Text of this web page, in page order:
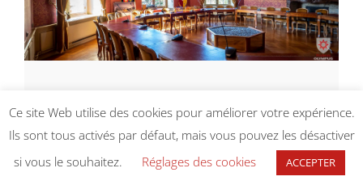
[ ]
Conseil municipal du 27 mars
2025
Ce site Web utilise des cookies pour améliorer votre expérience.
Ils sont tous activés par défaut, mais vous pouvez les désactiver
si vous le souhaitez.
Réglages des cookies ACCEPTER